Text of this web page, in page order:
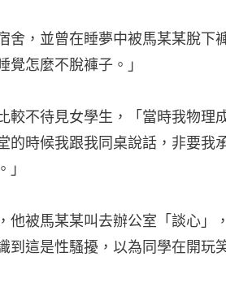
舍，並曾在睡夢中被馬某某脫下
怎麼不脫褲子。」
較不待見女學生，「當時我物理
的時候我跟我同桌說話，非要我
他被馬某某叫去辦公室「談心」
到這是性騷擾，以為同學在開玩